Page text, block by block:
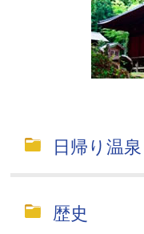
日帰り温泉
歴史